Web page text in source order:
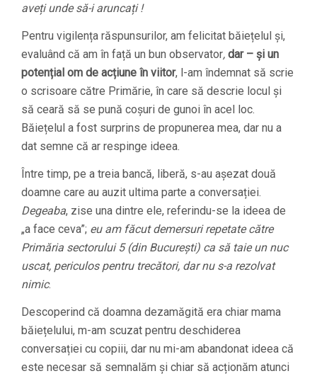
aveți unde să-i aruncați !
Pentru vigilența răspunsurilor, am felicitat băiețelul și,
evaluând că am în față un bun observator, dar – și un
potențial om de acțiune în viitor, l-am îndemnat să scrie
o scrisoare către Primărie, în care să descrie locul și
să ceară să se pună coșuri de gunoi în acel loc.
Băiețelul a fost surprins de propunerea mea, dar nu a
dat semne că ar respinge ideea.
Între timp, pe a treia bancă, liberă, s-au așezat două
doamne care au auzit ultima parte a conversației.
Degeaba, zise una dintre ele, referindu-se la ideea de
„a face ceva”; eu am făcut demersuri repetate către
Primăria sectorului 5 (din București) ca să taie un nuc
uscat, periculos pentru trecători, dar nu s-a rezolvat
nimic.
Descoperind că doamna dezamăgită era chiar mama
băiețelului, m-am scuzat pentru deschiderea
conversației cu copiii, dar nu mi-am abandonat ideea că
este necesar să semnalăm și chiar să acționăm atunci